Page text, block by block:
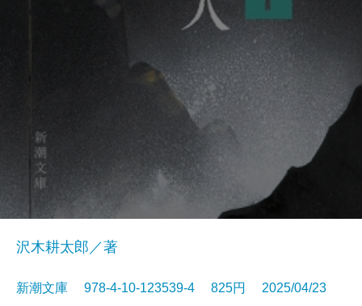
沢木耕太郎／著
新潮文庫 978-4-10-123539-4 825円 2025/04/23